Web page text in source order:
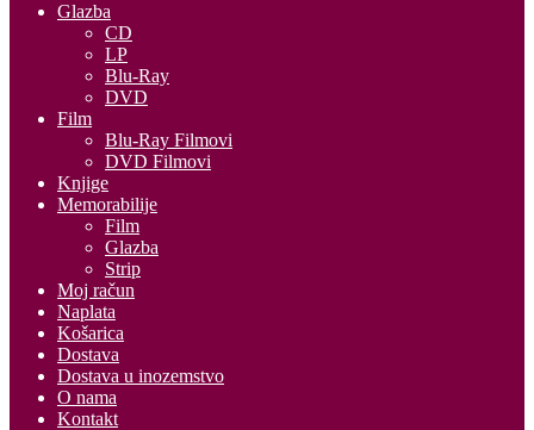
Glazba
CD
LP
Blu-Ray
DVD
Film
Blu-Ray Filmovi
DVD Filmovi
Knjige
Memorabilije
Film
Glazba
Strip
Moj račun
Naplata
Košarica
Dostava
Dostava u inozemstvo
O nama
Kontakt